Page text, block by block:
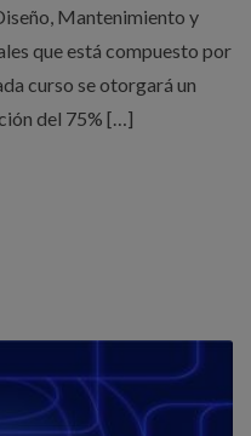
Mantenimiento y
que está compuesto por
curso se otorgará un
del 75% […]